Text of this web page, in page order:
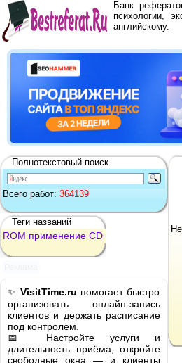
Банк
психологии,
английскому.
Полнотекстовый поиск
Всего работ: 364139
Теги названий
ROM применение CD
✨ VisitTime.ru помогает быстро
организовать онлайн-запись
клиентов и держать расписание
под контролем.
📅 Настройте услуги и
длительность приёма, откройте
свободные окна — и клиенты